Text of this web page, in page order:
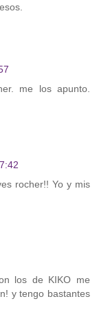
me los apunto.
rocher!! Yo y mis
los de KIKO me
y tengo bastantes